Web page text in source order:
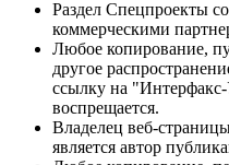
Раздел Спецпроекты
коммерческими
Любое копирование,
другое
ссылку на
воспрещается.
Владелец веб-
является автор